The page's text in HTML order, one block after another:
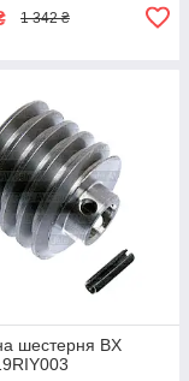
1 342 ₴
шестерня BX